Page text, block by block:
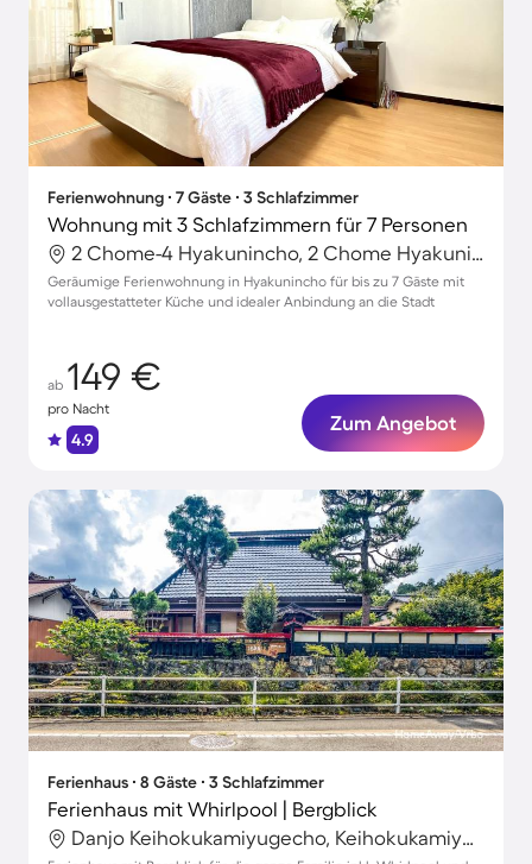
Ferienwohnung ∙ 7 Gäste ∙ 3 Schlafzimmer
Wohnung mit 3 Schlafzimmern für 7 Personen
2 Chome-4 Hyakunincho, 2 Chome Hyakunincho, Japan
Geräumige Ferienwohnung in Hyakunincho für bis zu 7 Gäste mit
vollausgestatteter Küche und idealer Anbindung an die Stadt
ab 149 €
pro Nacht
4.9
Zum Angebot
Ferienhaus ∙ 8 Gäste ∙ 3 Schlafzimmer
Ferienhaus mit Whirlpool | Bergblick
Danjo Keihokukamiyugecho, Keihokukamiyugecho, Japan